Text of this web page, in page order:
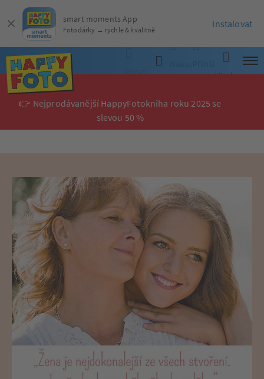
Přihlásit
Hledat
👉 Nejprodávanější HappyFotokniha roku 2025 se
slevou 50 %
smart moments App
Fotodárky → rychle & kvalitně
Instalovat